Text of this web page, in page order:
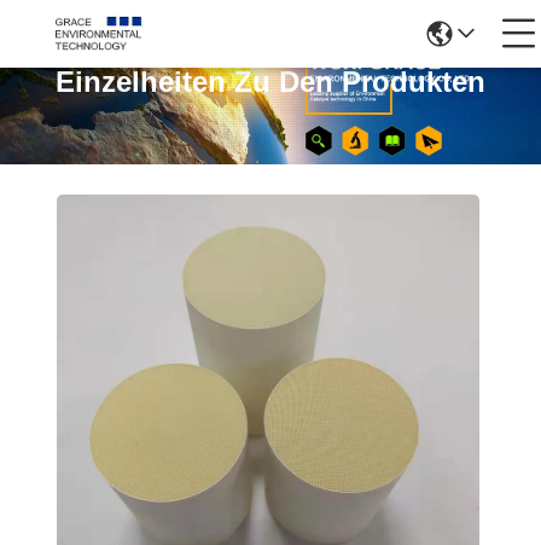
Einzelheiten Zu Den Produkten